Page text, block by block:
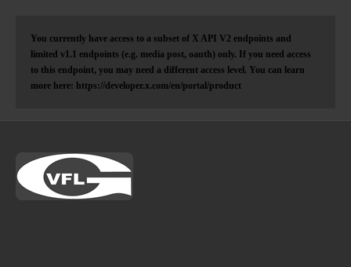
You currently have access to a subset of X API V2 endpoints and
limited v1.1 endpoints (e.g. media post, oauth) only. If you need access
to this endpoint, you may need a different access level. You can learn
more here: https://developer.x.com/en/portal/product